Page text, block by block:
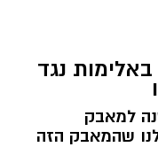
נגד
למאבק
שהמאבק הזה